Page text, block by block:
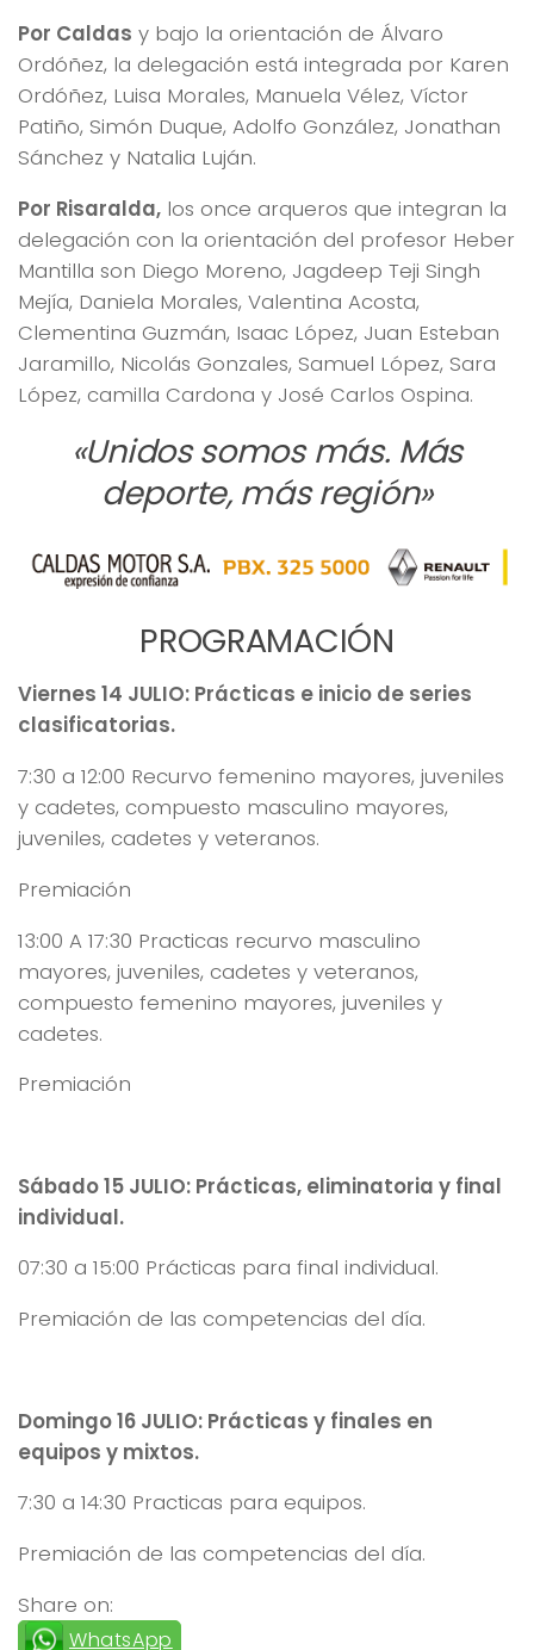
Por Caldas y bajo la orientación de Álvaro
Ordóñez, la delegación está integrada por Karen
Ordóñez, Luisa Morales, Manuela Vélez, Víctor
Patiño, Simón Duque, Adolfo González, Jonathan
Sánchez y Natalia Luján.
Por Risaralda, los once arqueros que integran la
delegación con la orientación del profesor Heber
Mantilla son Diego Moreno, Jagdeep Teji Singh
Mejía, Daniela Morales, Valentina Acosta,
Clementina Guzmán, Isaac López, Juan Esteban
Jaramillo, Nicolás Gonzales, Samuel López, Sara
López, camilla Cardona y José Carlos Ospina.
«Unidos somos más. Más
deporte, más región»
PROGRAMACIÓN
Viernes 14 JULIO: Prácticas e inicio de series
clasificatorias.
7:30 a 12:00 Recurvo femenino mayores, juveniles
y cadetes, compuesto masculino mayores,
juveniles, cadetes y veteranos.
Premiación
13:00 A 17:30 Practicas recurvo masculino
mayores, juveniles, cadetes y veteranos,
compuesto femenino mayores, juveniles y
cadetes.
Premiación
Sábado 15 JULIO: Prácticas, eliminatoria y final
individual.
07:30 a 15:00 Prácticas para final individual.
Premiación de las competencias del día.
Domingo 16 JULIO: Prácticas y finales en
equipos y mixtos.
7:30 a 14:30 Practicas para equipos.
Premiación de las competencias del día.
Share on:
WhatsApp